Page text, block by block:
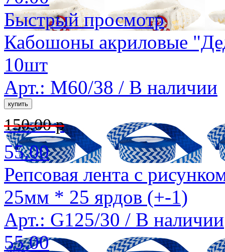
Быстрый просмотр
Кабошоны акриловые
10шт
Арт.: M60/38 / В наличии
150.00 р
55.00
Репсовая лента с
25мм * 25 ярдов (+-1)
Арт.: G125/30 / В наличии
55.00